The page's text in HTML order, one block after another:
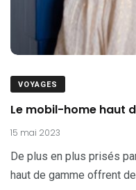
VOYAGES
Le mobil-home haut
15 mai 2023
De plus en plus prisés
haut de gamme offrent